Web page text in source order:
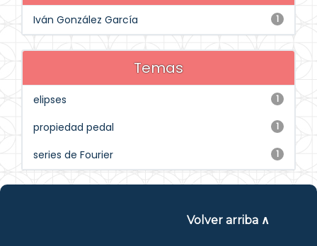
1
Iván González García
Temas
1
elipses
1
propiedad pedal
1
series de Fourier
Volver arriba ∧